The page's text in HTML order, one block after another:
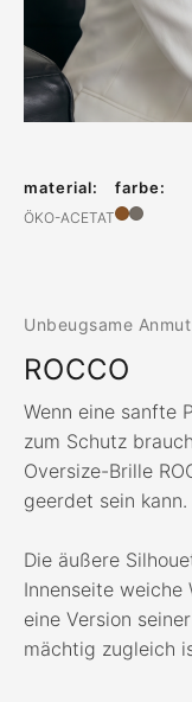
material:
ÖKO-ACETAT
farbe:
Unbeugsame Anmut
ROCCO
Wenn eine sanfte
zum Schutz
Oversize-Brille
geerdet sein kann.
Die äußere
Innenseite weiche
eine Version
mächtig zugleich